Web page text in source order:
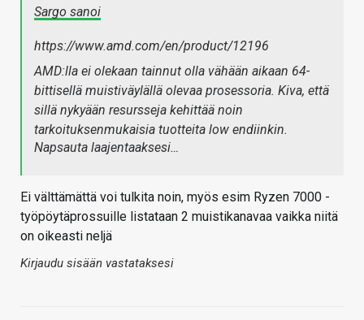
Sargo sanoi
https://www.amd.com/en/product/12196
AMD:lla ei olekaan tainnut olla vähään aikaan 64-
bittisellä muistiväylällä olevaa prosessoria. Kiva, että
sillä nykyään resursseja kehittää noin
tarkoituksenmukaisia tuotteita low endiinkin.
Napsauta laajentaaksesi…
Ei välttämättä voi tulkita noin, myös esim Ryzen 7000 -
työpöytäprossuille listataan 2 muistikanavaa vaikka niitä
on oikeasti neljä
Kirjaudu sisään vastataksesi